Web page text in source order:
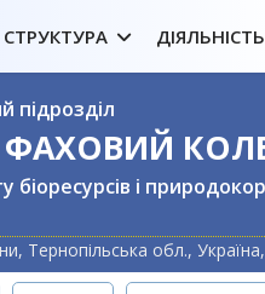
СТРУКТУРА ДІЯЛЬНІСТЬ
підрозділ
ФАХОВИЙ
біоресурсів і
Тернопільська обл.,